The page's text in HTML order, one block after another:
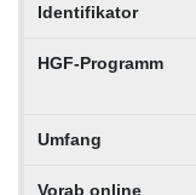
Identifikator
HGF-Programm
Umfang
Vorab online